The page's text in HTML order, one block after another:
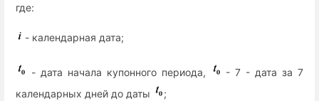
где:
- календарная дата;
- дата начала купонного периода,
- 7 - дата за 7
календарных дней до даты
;